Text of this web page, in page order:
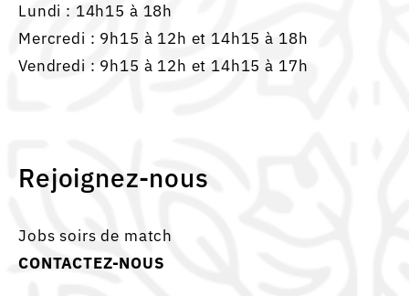
Lundi : 14h15 à 18h
Mercredi : 9h15 à 12h et 14h15 à 18h
Vendredi : 9h15 à 12h et 14h15 à 17h
Rejoignez-nous
Jobs soirs de match
CONTACTEZ-NOUS